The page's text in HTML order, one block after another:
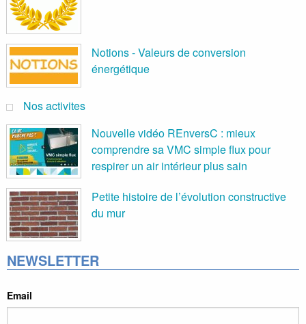
Notions - Valeurs de conversion
énergétique
Nos activites
Nouvelle vidéo REnversC : mieux
comprendre sa VMC simple flux pour
respirer un air intérieur plus sain
Petite histoire de l’évolution constructive
du mur
NEWSLETTER
Email